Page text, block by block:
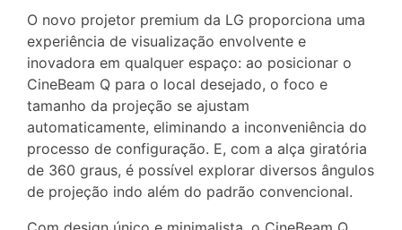
O novo projetor premium da LG proporciona uma
experiência de visualização envolvente e
inovadora em qualquer espaço: ao posicionar o
CineBeam Q para o local desejado, o foco e
tamanho da projeção se ajustam
automaticamente, eliminando a inconveniência do
processo de configuração. E, com a alça giratória
de 360 graus, é possível explorar diversos ângulos
de projeção indo além do padrão convencional.